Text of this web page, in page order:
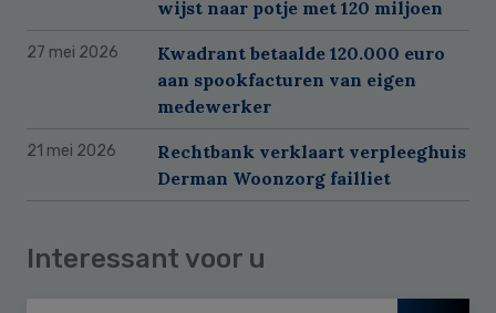
wijst naar potje met 120 miljoen
27 mei 2026
Kwadrant betaalde 120.000 euro
aan spookfacturen van eigen
medewerker
21 mei 2026
Rechtbank verklaart verpleeghuis
Derman Woonzorg failliet
Interessant voor u